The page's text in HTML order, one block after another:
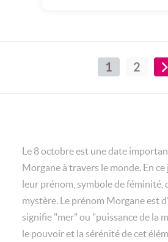
1 2
Le 8 octobre est une date
Morgane à travers le monde. En
leur prénom, symbole de féminité,
mystère. Le prénom Morgane est
signifie "mer" ou "puissance de la
le pouvoir et la sérénité de cet